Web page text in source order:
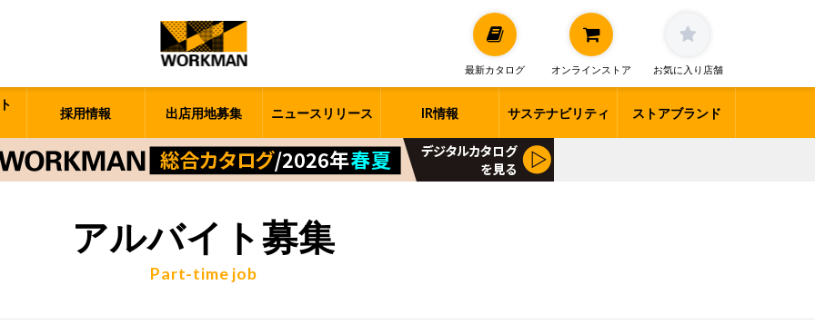
最新カタログ オンラインストア お気に入り店舗
採用情報 出店用地募集 ニュースリリース IR情報 サステナビリティ ストアブランド
アルバイト募集
Part-time job